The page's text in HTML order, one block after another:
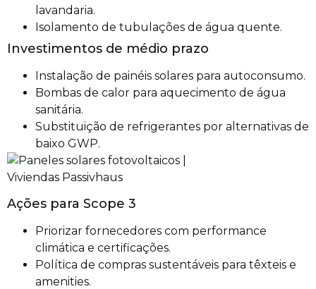
lavandaria.
Isolamento de tubulações de água quente.
Investimentos de médio prazo
Instalação de painéis solares para autoconsumo.
Bombas de calor para aquecimento de água
sanitária.
Substituição de refrigerantes por alternativas de
baixo GWP.
Ações para Scope 3
Priorizar fornecedores com performance
climática e certificações.
Política de compras sustentáveis para têxteis e
amenities.